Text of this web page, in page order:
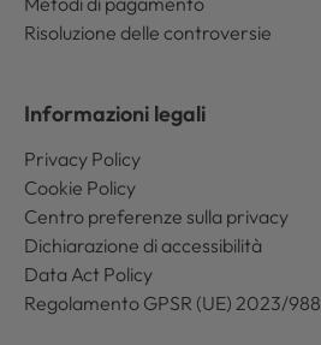
Risoluzione delle controversie
Informazioni legali
Privacy Policy
Cookie Policy
Centro preferenze sulla privacy
Dichiarazione di accessibilità
Data Act Policy
Regolamento GPSR (UE) 2023/988